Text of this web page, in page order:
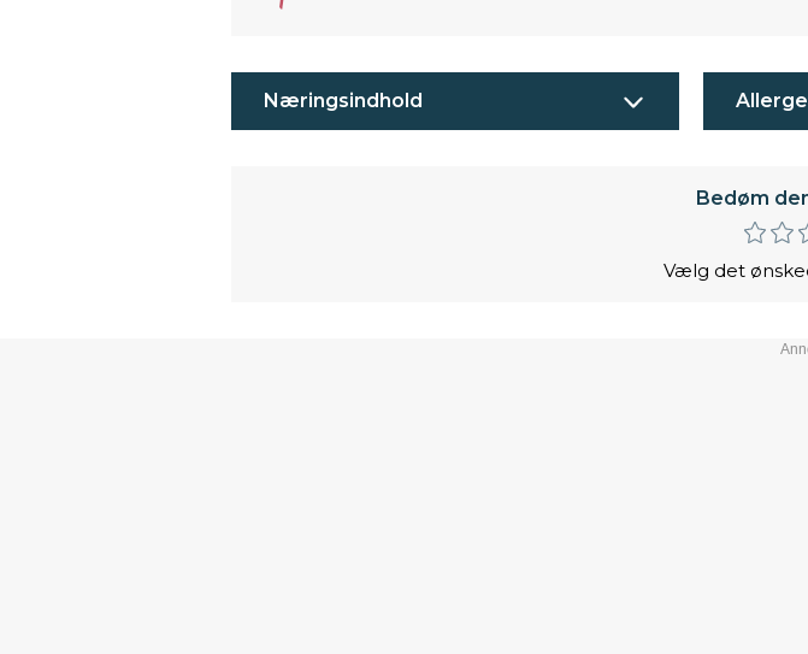
Næringsindhold
Bedøm
Vælg det